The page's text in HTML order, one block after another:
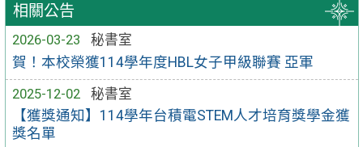
相關公告
2026-03-23
秘書室
賀！本校榮獲114學年度HBL女子甲級聯賽 亞軍
2025-12-02
秘書室
【獲獎通知】114學年台積電STEM人才培育獎學金獲
獎名單